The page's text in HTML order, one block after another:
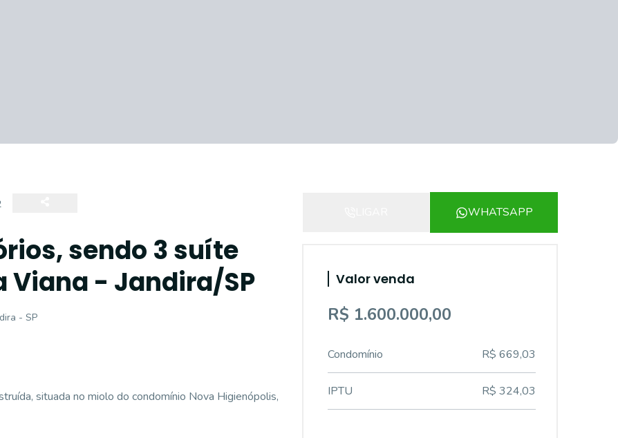
sendo 3 suíte
Viana - Jandira/SP
- SP
situada no miolo do condomínio Nova Higienópolis,
WHATSAPP
Valor venda
R$ 1.600.000,00
Condomínio R$ 669,03
IPTU R$ 324,03